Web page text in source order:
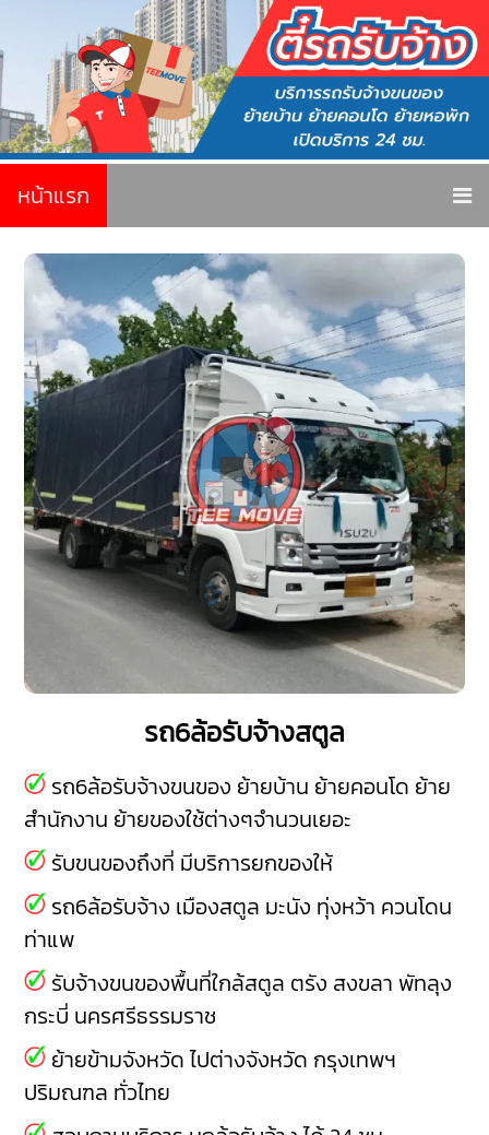
หน้าแรก
รถ6ล้อรับจ้างสตูล
รถ6ล้อรับจ้างขนของ ย้ายบ้าน ย้ายคอนโด ย้าย
สำนักงาน ย้ายของใช้ต่างๆจำนวนเยอะ
รับขนของถึงที่ มีบริการยกของให้
รถ6ล้อรับจ้าง เมืองสตูล มะนัง ทุ่งหว้า ควนโดน
ท่าแพ
รับจ้างขนของพื้นที่ใกล้สตูล ตรัง สงขลา พัทลุง
กระบี่ นครศรีธรรมราช
ย้ายข้ามจังหวัด ไปต่างจังหวัด กรุงเทพฯ
ปริมณฑล ทั่วไทย